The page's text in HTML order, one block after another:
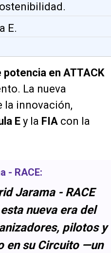
E.
potencia en ATTACK
La nueva
la innovación,
Ey la FIA con la
- RACE:
Jarama - RACE
nueva era del
pilotos y
en su Circuito —un